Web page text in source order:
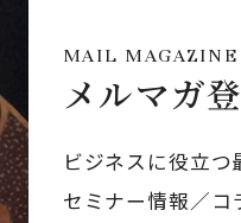
MAIL MAGAZINE
メルマガ
ビジネスに役立
セミナー情報／コ